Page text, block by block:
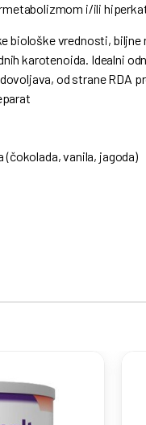
i/ili
biološke vrednosti,
karotenoida. Idealni
od strane RDA
(čokolada, vanila, jagoda)